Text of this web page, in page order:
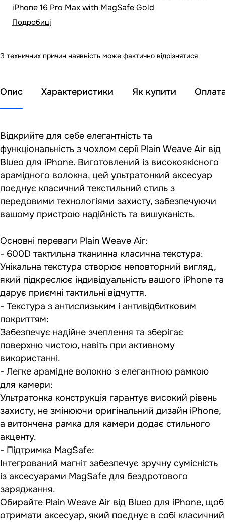
iPhone 16 Pro Max with MagSafe Gold
Подробиці
З техничних причин наявність може фактично відрізнятися
Опис Характеристики Як купити
Відкрийте для себе елегантність та
функціональність з чохлом серії Plain Weave Air від
Blueo для iPhone. Виготовлений із високоякісного
арамідного волокна, цей ультратонкий аксесуар
поєднує класичний текстильний стиль з
передовими технологіями захисту, забезпечуючи
вашому пристрою надійність та вишуканість.
Основні переваги Plain Weave Air:
- 600D тактильна тканинна класична текстура:
Унікальна текстура створює неповторний вигляд,
який підкреслює індивідуальність вашого iPhone та
дарує приємні тактильні відчуття.
- Текстура з антислизьким і антивідбитковим
покриттям:
Забезпечує надійне зчеплення та зберігає
поверхню чистою, навіть при активному
використанні.
- Легке арамідне волокно з елегантною рамкою
для камери:
Ультратонка конструкція гарантує високий рівень
захисту, не змінюючи оригінальний дизайн iPhone,
а витончена рамка для камери додає стильного
акценту.
- Підтримка MagSafe:
Інтегрований магніт забезпечує зручну сумісність
із аксесуарами MagSafe для бездротового
заряджання.
Обирайте Plain Weave Air від Blueo для iPhone, щоб
отримати аксесуар, який поєднує в собі класичний